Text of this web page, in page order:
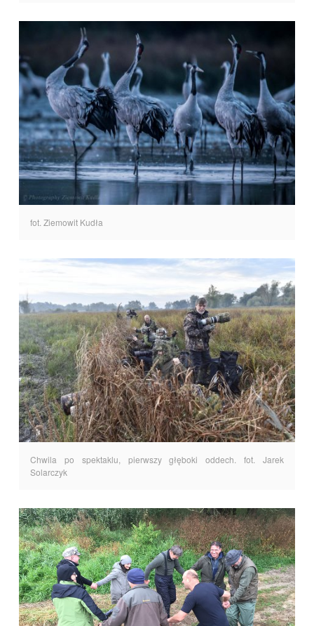
fot. Ziemowit Kudła
Chwila po spektaklu, pierwszy głęboki oddech. fot. Jarek
Solarczyk